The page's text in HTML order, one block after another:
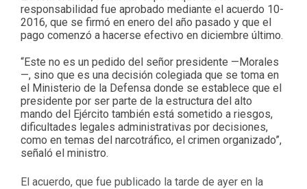
responsabilidad fue aprobado mediante el acuerdo 10-
2016, que se firmó en enero del año pasado y que el
pago comenzó a hacerse efectivo en diciembre último.
“Este no es un pedido del señor presidente —Morales
—, sino que es una decisión colegiada que se toma en
el Ministerio de la Defensa donde se establece que el
presidente por ser parte de la estructura del alto
mando del Ejército también está sometido a riesgos,
dificultades legales administrativas por decisiones,
como en temas del narcotráfico, el crimen organizado”,
señaló el ministro.
El acuerdo, que fue publicado la tarde de ayer en la